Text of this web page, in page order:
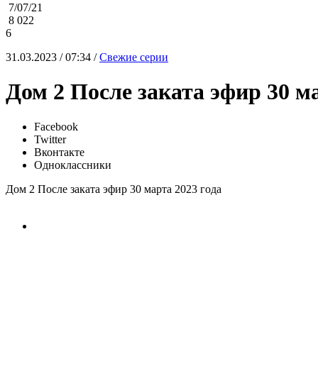
7/07/21
8 022
6
31.03.2023 / 07:34 /Свежие серии
Дом 2 После заката эфир 30
Facebook
Twitter
Вконтакте
Одноклассники
Дом 2 После заката эфир 30 марта 2023 года